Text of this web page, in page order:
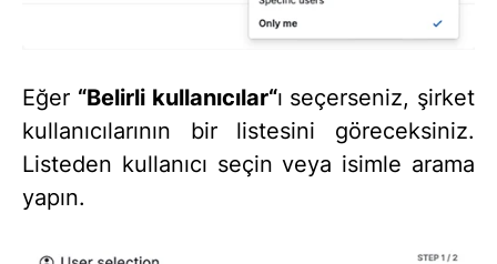
Eğer “Belirli kullanıcılar“ı seçerseniz, şirket
kullanıcılarının bir listesini göreceksiniz.
Listeden kullanıcı seçin veya isimle arama
yapın.